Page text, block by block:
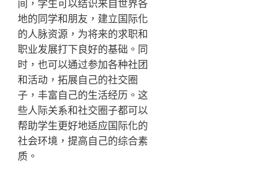
间，学生可以结识来自世界各
地的同学和朋友，建立国际化
的人脉资源，为将来的求职和
职业发展打下良好的基础。同
时，也可以通过参加各种社团
和活动，拓展自己的社交圈
子，丰富自己的生活经历。这
些人际关系和社交圈子都可以
帮助学生更好地适应国际化的
社会环境，提高自己的综合素
质。